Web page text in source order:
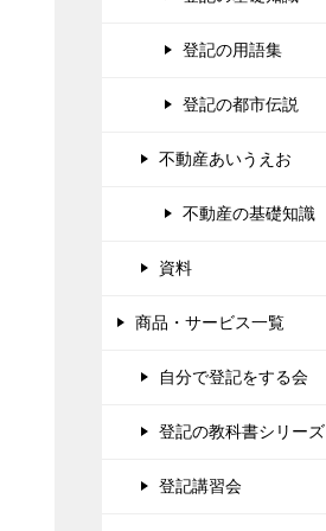
登記の用語集
登記の都市伝説
不動産あいうえお
不動産の基礎知識
資料
商品・サービス一覧
自分で登記をする会
登記の教科書シリーズ
登記講習会